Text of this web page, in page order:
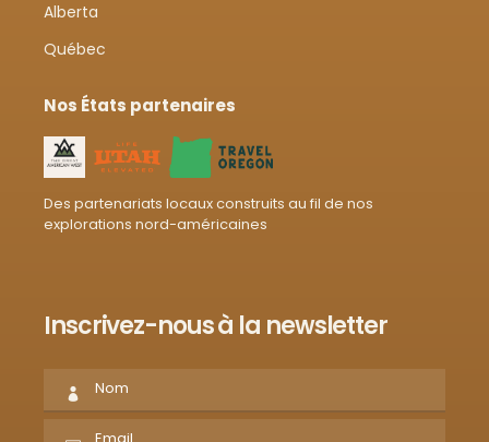
Alberta
Québec
Nos États partenaires
Des partenariats locaux construits au fil de nos
explorations nord-américaines
Inscrivez-nous à la newsletter